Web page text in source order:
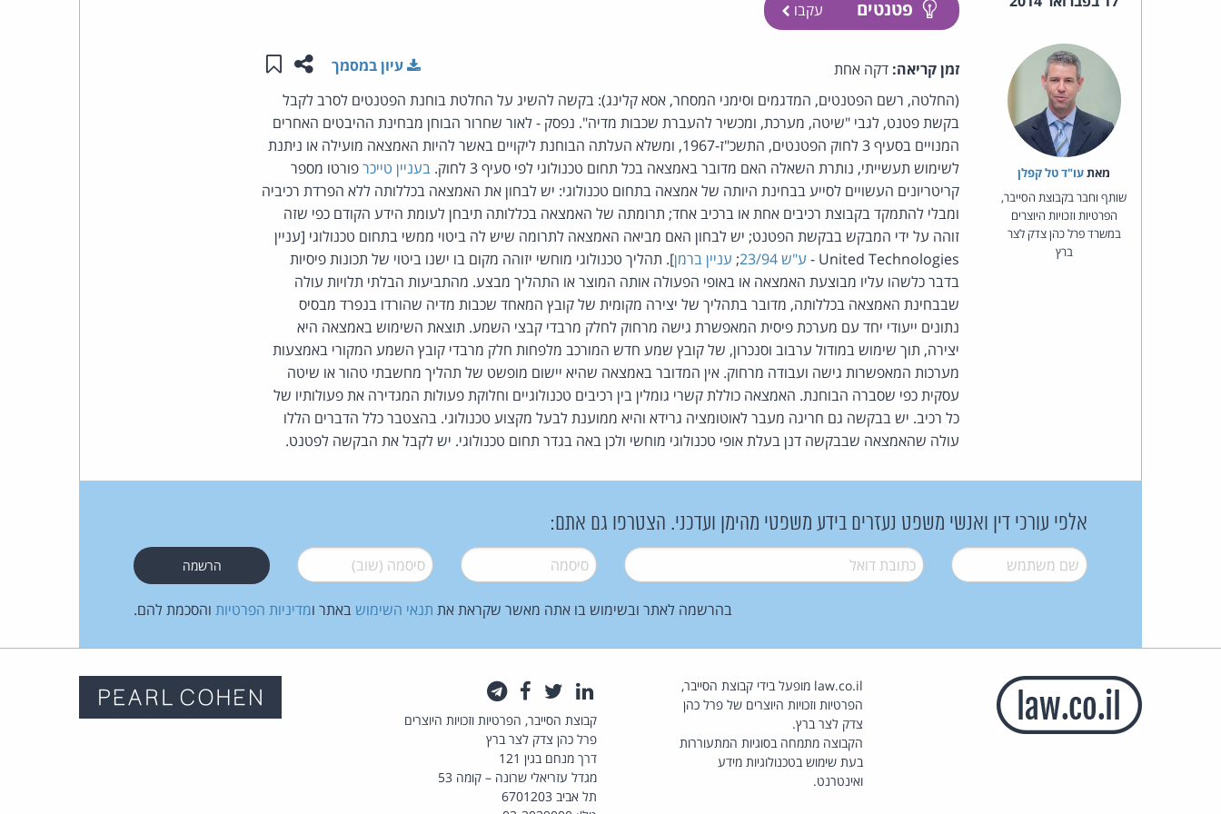
פטנטים עקבו
מאת‏עו"ד טל קפלן
שותף וחבר בקבוצת הסייבר,
הפרטיות וזכויות היוצרים
במשרד פרל כהן צדק לצר
ברץ
זמן קריאה: דקה אחת שתפו עמוד זה
שמור ב"תכנים שלי"
עיון במסמך
(החלטה, רשם הפטנטים, המדגמים וסימני המסחר, אסא קלינג): בקשה להשיג על החלטת בוחנת הפטנטים לסרב לקבל
בקשת פטנט, לגבי "שיטה, מערכת, ומכשיר להעברת שכבות מדיה". נפסק - לאור שחרור הבוחן מבחינת ההיבטים האחרים
המנויים בסעיף 3 לחוק הפטנטים, התשכ"ז-1967, ומשלא העלתה הבוחנת ליקויים באשר להיות האמצאה מועילה או ניתנת
לשימוש תעשייתי, נותרת השאלה האם מדובר באמצאה בכל תחום טכנולוגי לפי סעיף 3 לחוק.
בעניין טייכרפורטו מספר
קריטריונים העשויים לסייע בבחינת היותה של אמצאה בתחום טכנולוגי: יש לבחון את האמצאה בכללותה ללא הפרדת רכיביה
ומבלי להתמקד בקבוצת רכיבים אחת או ברכיב אחד; תרומתה של האמצאה בכללותה תיבחן לעומת הידע הקודם כפי שזה
זוהה על ידי המבקש בבקשת הפטנט; יש לבחון האם מביאה האמצאה לתרומה שיש לה ביטוי ממשי בתחום טכנולוגי [עניין
United Technologies -
ע"ש 23/94 ; עניין ברמן]. תהליך טכנולוגי מוחשי יזוהה מקום בו ישנו ביטוי של תכונות פיסיות
בדבר כלשהו עליו מבוצעת האמצאה או באופי הפעולה אותה המוצר או התהליך מבצע. מהתביעות הבלתי תלויות עולה
שבבחינת האמצאה בכללותה, מדובר בתהליך של יצירה מקומית של קובץ המאחד שכבות מדיה שהורדו בנפרד מבסיס
נתונים ייעודי יחד עם מערכת פיסית המאפשרת גישה מרחוק לחלק מרבדי קבצי השמע. תוצאת השימוש באמצאה היא
יצירה, תוך שימוש במודול ערבוב וסנכרון, של קובץ שמע חדש המורכב מלפחות חלק מרבדי קובץ השמע המקורי באמצעות
מערכות המאפשרות גישה ועבודה מרחוק. אין המדובר באמצאה שהיא יישום מופשט של תהליך מחשבתי טהור או שיטה
עסקית כפי שסברה הבוחנת. האמצאה כוללת קשרי גומלין בין רכיבים טכנולוגיים וחלוקת פעולות המגדירה את פעולותיו של
כל רכיב. יש בבקשה גם חריגה מעבר לאוטומציה גרידא והיא ממוענת לבעל מקצוע טכנולוגי. בהצטבר כלל הדברים הללו
עולה שהאמצאה שבבקשה דנן בעלת אופי טכנולוגי מוחשי ולכן באה בגדר תחום טכנולוגי. יש לקבל את הבקשה לפטנט.
אלפי עורכי דין ואנשי משפט נעזרים בידע משפטי מהימן ועדכני. הצטרפו גם אתם:
שם משתמש* דואל* סיסמה* סיסמה (שוב)*
בהרשמה לאתר ובשימוש בו אתה מאשר שקראת את תנאי השימוש באתר ומדיניות הפרטיות והסכמת להם.
law.co.il מופעל בידי קבוצת הסייבר,
הפרטיות וזכויות היוצרים של פרל כהן
צדק לצר ברץ.
הקבוצה מתמחה בסוגיות המתעוררות
בעת שימוש בטכנולוגיות מידע
ואינטרנט.
לינקדאין
טוויטרפייסבוק
קבוצת הסייבר, הפרטיות וזכויות היוצרים
פרל כהן צדק לצר ברץ
דרך מנחם בגין 121
מגדל עזריאלי שרונה – קומה 53
תל אביב 6701203